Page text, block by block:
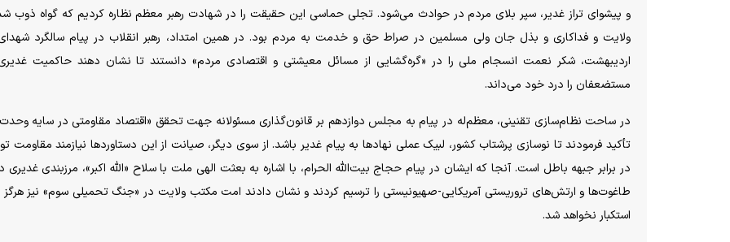
و پیشوای تراز غدیر، سپر بلای مردم در حوادث می‌شود. تجلی حماسی این حقیقت را در شهادت رهبر معظم نظاره کردیم که گواه ذوب
ولایت و فداکاری و بذل جان ولی مسلمین در صراط حق و خدمت به مردم بود. در همین امتداد، رهبر انقلاب در پیام سالگرد شهدای
اردیبهشت، شکر نعمت انسجام ملی را در «گره‌گشایی از مسائل معیشتی و اقتصادی مردم» دانستند تا نشان دهند حاکمیت
مستضعفان را درد خود می‌داند.
در ساحت نظام‌سازی تقنینی، معظم‌له در پیام به مجلس دوازدهم بر قانون‌گذاری مسئولانه جهت تحقق «اقتصاد مقاومتی در سایه
تأکید فرمودند تا نوسازی پرشتاب کشور، لبیک عملی نهاد‌ها به پیام غدیر باشد. از سوی دیگر، صیانت از این دستاورد‌ها نیازمند مقاومت
در برابر جبهه باطل است. آنجا که ایشان در پیام حجاج بیت‌الله الحرام، با اشاره به بعثت الهی ملت با سلاح «الله اکبر»، مرزبندی غدیری
طاغوت‌ها و ارتش‌های تروریستی آمریکایی-صهیونیستی را ترسیم کردند و نشان دادند امت مکتب ولایت در «جنگ تحمیلی سوم» نیز هرگز
استکبار نخواهد شد.